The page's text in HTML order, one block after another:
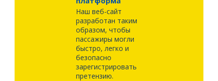
Наш веб-сайт
разработан таким
образом, чтобы
пассажиры могли
быстро, легко и
безопасно
зарегистрировать
претензию.